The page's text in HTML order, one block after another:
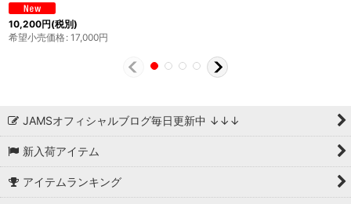
10,200円(税別)
希望小売価格: 17,000円
JAMSオフィシャルブログ毎日更新中 ↓↓↓
新入荷アイテム
アイテムランキング